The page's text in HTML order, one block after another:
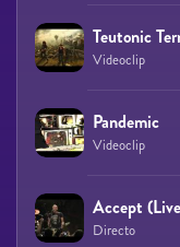
Teutonic
Videoclip
Pandemic
Videoclip
Directo